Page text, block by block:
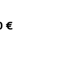
€